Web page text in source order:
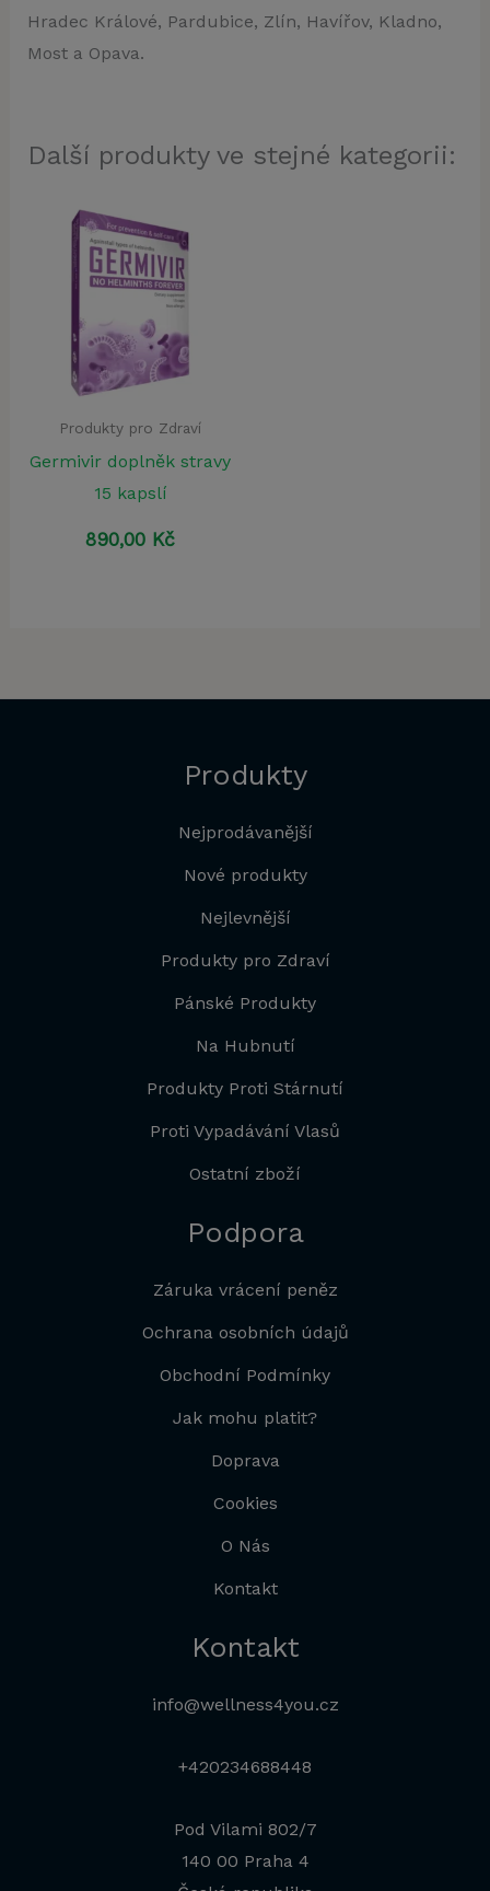
Hradec Králové, Pardubice, Zlín, Havířov, Kladno,
Most a Opava.
Další produkty ve stejné kategorii:
Produkty pro Zdraví
Germivir doplněk stravy
15 kapslí
890,00 Kč
Produkty
Nejprodávanější
Nové produkty
Nejlevnější
Produkty pro Zdraví
Pánské Produkty
Na Hubnutí
Produkty Proti Stárnutí
Proti Vypadávání Vlasů
Ostatní zboží
Podpora
Záruka vrácení peněz
Ochrana osobních údajů
Obchodní Podmínky
Jak mohu platit?
Doprava
Cookies
O Nás
Kontakt
Kontakt
info@wellness4you.cz
+420234688448
Pod Vilami 802/7
140 00 Praha 4